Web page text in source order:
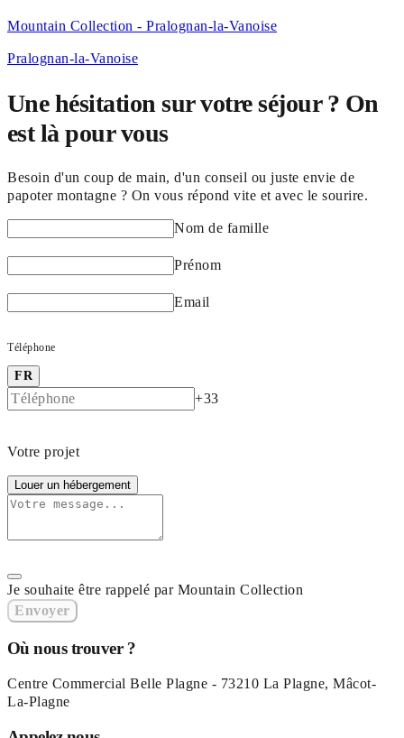
Mountain Collection - Pralognan-la-Vanoise
Pralognan-la-Vanoise
Une hésitation sur votre séjour ? On
est là pour vous
Besoin d'un coup de main, d'un conseil ou juste envie de
papoter montagne ? On vous répond vite et avec le sourire.
Nom de famille
Prénom
Email
Téléphone
FR
+33
Votre projet
Louer un hébergement
Je souhaite être rappelé par Mountain Collection
Envoyer
Où nous trouver ?
Centre Commercial Belle Plagne - 73210 La Plagne, Mâcot-
La-Plagne